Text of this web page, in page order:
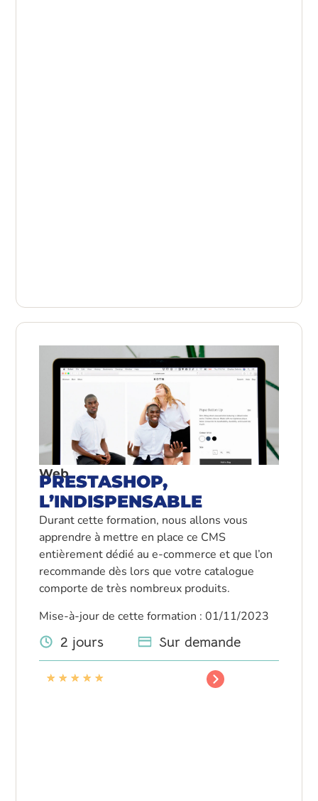
Web
PRESTASHOP,
L’INDISPENSABLE
Durant cette formation, nous allons vous
apprendre à mettre en place ce CMS
entièrement dédié au e-commerce et que l’on
recommande dès lors que votre catalogue
comporte de très nombreux produits.
Mise-à-jour de cette formation : 01/11/2023
2 jours Sur demande
★ ★ ★ ★ ★